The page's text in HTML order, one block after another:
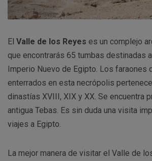
El Valle de los Reyes es un complejo
que encontrarás 65 tumbas destinadas
Imperio Nuevo de Egipto. Los faraones
enterrados en esta necrópolis
dinastías XVIII, XIX y XX. Se encuentra
antigua Tebas. Es sin duda una visita
viajes a Egipto.
La mejor manera de visitar el Valle de